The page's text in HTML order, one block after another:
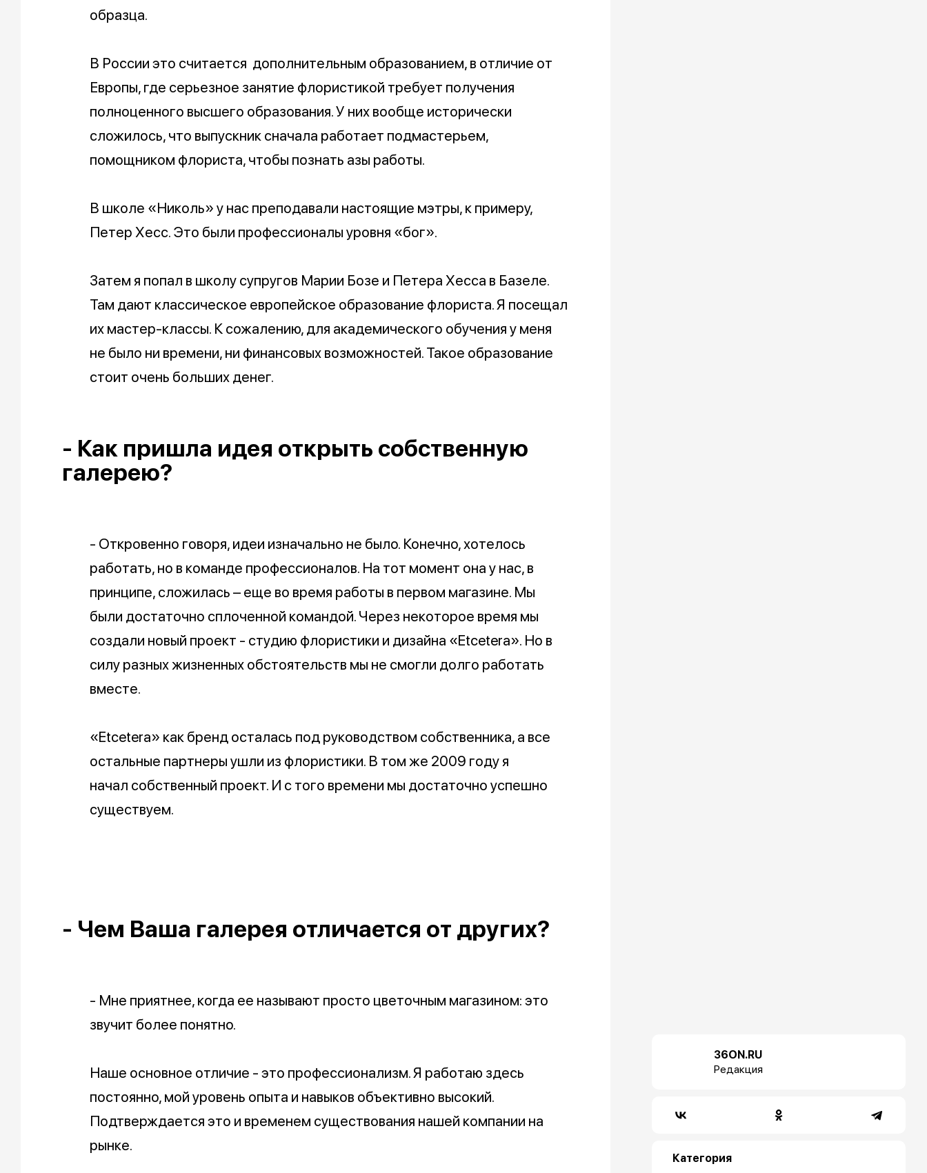
образца.
В России это считается дополнительным образованием, в отличие от
Европы, где серьезное занятие флористикой требует получения
полноценного высшего образования. У них вообще исторически
сложилось, что выпускник сначала работает подмастерьем,
помощником флориста, чтобы познать азы работы.
В школе «Николь» у нас преподавали настоящие мэтры, к примеру,
Петер Хесс. Это были профессионалы уровня «бог».
Затем я попал в школу супругов Марии Бозе и Петера Хесса в Базеле.
Там дают классическое европейское образование флориста. Я посещал
их мастер-классы. К сожалению, для академического обучения у меня
не было ни времени, ни финансовых возможностей. Такое образование
стоит очень больших денег.
- Как пришла идея открыть собственную
галерею?
- Откровенно говоря, идеи изначально не было. Конечно, хотелось
работать, но в команде профессионалов. На тот момент она у нас, в
принципе, сложилась – еще во время работы в первом магазине. Мы
были достаточно сплоченной командой. Через некоторое время мы
создали новый проект - студию флористики и дизайна «Etcetera». Но в
силу разных жизненных обстоятельств мы не смогли долго работать
вместе.
«Etcetera» как бренд осталась под руководством собственника, а все
остальные партнеры ушли из флористики. В том же 2009 году я
начал собственный проект. И с того времени мы достаточно успешно
существуем.
- Чем Ваша галерея отличается от других?
- Мне приятнее, когда ее называют просто цветочным магазином: это
звучит более понятно.
Наше основное отличие - это профессионализм. Я работаю здесь
постоянно, мой уровень опыта и навыков объективно высокий.
Подтверждается это и временем существования нашей компании на
рынке.
36ON.RU
Редакция
Категория